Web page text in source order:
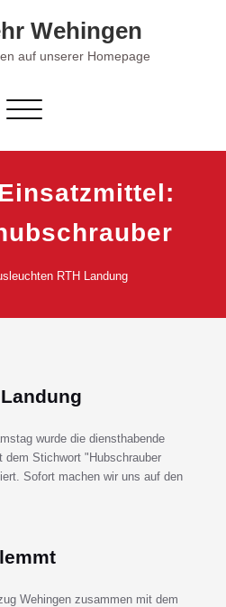
Wehingen
auf unserer Homepage
Schalte Navigation
RTH Landung
wurde die diensthabende
dem Stichwort "Hubschrauber
Sofort machen wir uns auf den
Wehingen zusammen mit dem